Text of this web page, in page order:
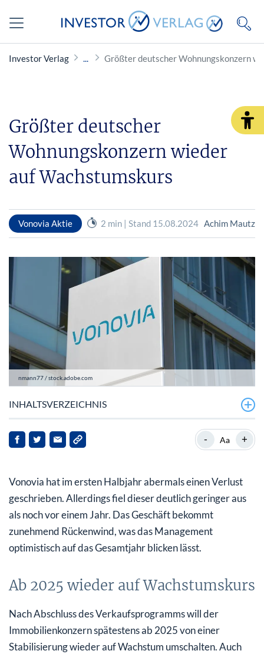
Investor Verlag Größter deutscher Wohnungskonzern
Größter deutscher
Wohnungskonzern wieder
auf Wachstumskurs
Vonovia Aktie 2 min | Stand 15.08.2024 Achim Mautz
nmann77 / stock.adobe.com
INHALTSVERZEICHNIS
Ab 2025 wieder auf Wachstumskurs
Bewertung und charttechnischer Blick
- Aa +
Vonovia hat im ersten Halbjahr abermals einen Verlust
geschrieben. Allerdings fiel dieser deutlich geringer aus
als noch vor einem Jahr. Das Geschäft bekommt
zunehmend Rückenwind, was das Management
optimistisch auf das Gesamtjahr blicken lässt.
Ab 2025 wieder auf Wachstumskurs
Nach Abschluss des Verkaufsprogramms will der
Immobilienkonzern spätestens ab 2025 von einer
Stabilisierung wieder auf Wachstum umschalten. Auch